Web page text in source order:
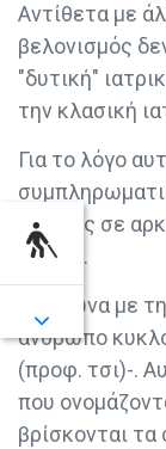
Αντίθετα με
βελονισμός
"δυτική"
την κλασική
Για το λόγο
ευρέως σε
υγείας.
Σύμφωνα με
άνθρωπο
(προφ. τσι)-.
που
βρίσκονται